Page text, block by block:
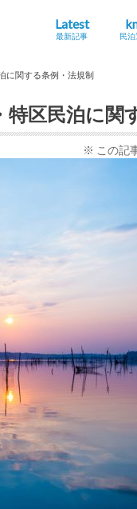
Latest
最新記事 民
に関する条例・法規制
区民泊に関
※ この記